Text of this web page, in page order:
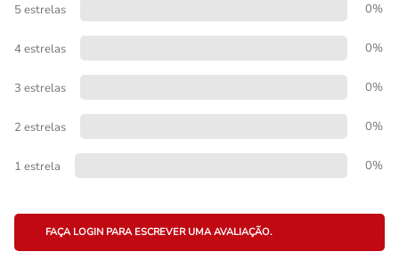
5 estrelas 0%
4 estrelas 0%
3 estrelas 0%
2 estrelas 0%
1 estrela 0%
FAÇA LOGIN PARA ESCREVER UMA AVALIAÇÃO.